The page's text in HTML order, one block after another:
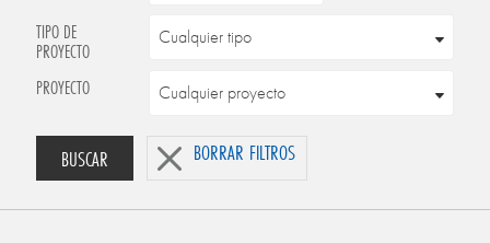
TIPO DE
PROYECTO
PROYECTO
BUSCAR BORRAR FILTROS